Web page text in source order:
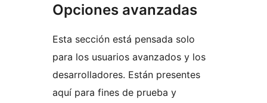
Opciones avanzadas
Esta sección está pensada solo
para los usuarios avanzados y los
desarrolladores. Están presentes
aquí para fines de prueba y